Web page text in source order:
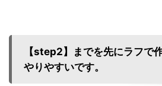
【step2】までを先にラフで
やりやすいです。